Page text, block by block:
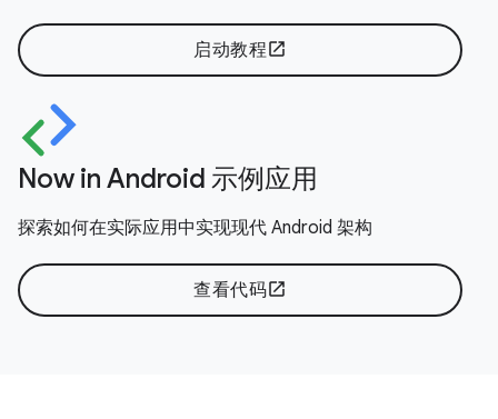
启动教程 open_in_new
Now in Android 示例应用
探索如何在实际应用中实现现代 Android 架构
查看代码open_in_new